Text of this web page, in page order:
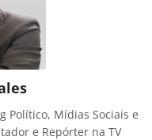
Político, Mídias Sociais e
e Repórter na TV